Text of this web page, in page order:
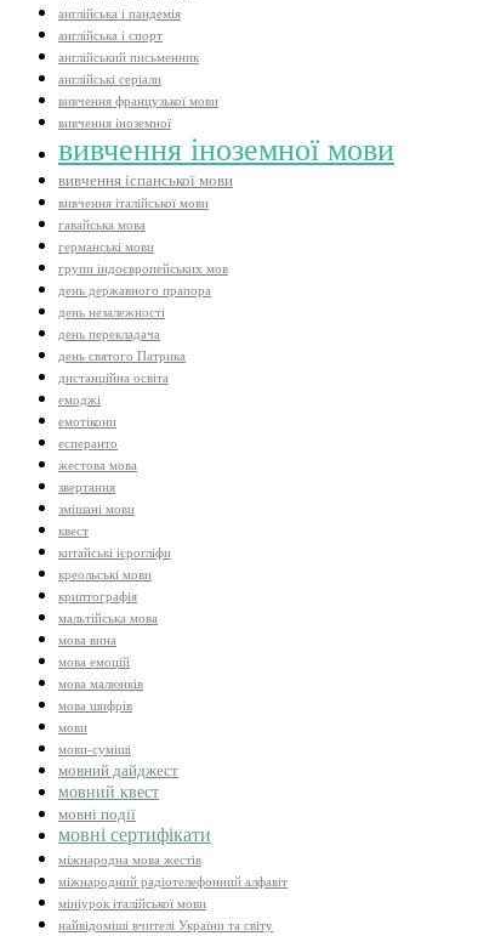
англійська і пандемія
англійська і спорт
англійський письменник
англійські серіали
вивчення французької мови
вивчення іноземної
вивчення іноземної мови
вивчення іспанської мови
вивчення італійської мови
гавайська мова
германські мови
групи індоєвропейських мов
день державного прапора
день незалежності
день перекладача
день святого Патрика
дистанційна освіта
емоджі
емотікони
есперанто
жестова мова
звертання
змішані мови
квест
китайські ієрогліфи
креольські мови
криптографія
мальтійська мова
мова вина
мова емоцій
мова малюнків
мова шифрів
мови
мови-суміші
мовний дайджест
мовний квест
мовні події
мовні сертифікати
міжнародна мова жестів
міжнародний радіотелефонний алфавіт
мініурок італійської мови
найвідоміші вчителі України та світу